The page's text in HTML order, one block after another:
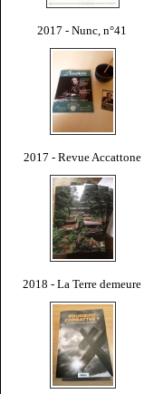
2017 - Nunc, n°41
2017 - Revue Accattone
2018 - La Terre demeure